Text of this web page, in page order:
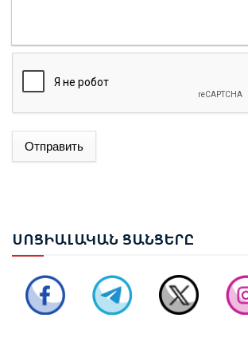
Отправить
ՍՈՑԻԱԼԱԿԱՆ ՑԱՆՑԵՐԸ
ՌՈՒԲԵՆ ՌՈՒԲԻՆՅԱՆԸ ԸՆՏՐՎԵՑ